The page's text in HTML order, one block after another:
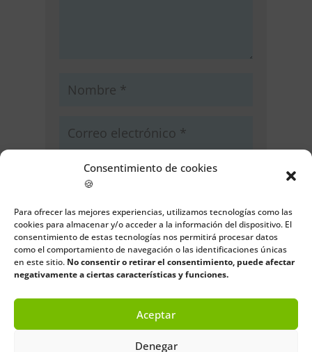
Consentimiento de cookies
🍪
Para ofrecer las mejores experiencias, utilizamos tecnologías como las
cookies para almacenar y/o acceder a la información del dispositivo. El
consentimiento de estas tecnologías nos permitirá procesar datos
como el comportamiento de navegación o las identificaciones únicas
en este sitio. No consentir o retirar el consentimiento, puede afectar
negativamente a ciertas características y funciones.
Aceptar
Denegar
Guarda mi nombre, correo
electrónico y web en este navegador
para la próxima vez que comente.
Enviar comentario